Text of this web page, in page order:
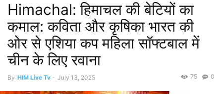
Himachal: हिमाचल की बेटियों का
कमाल: कविता और कृषिका भारत की
ओर से एशिया कप महिला सॉफ्टबाल में
चीन के लिए रवाना
By HIM Live Tv - July 13, 2025 0
75